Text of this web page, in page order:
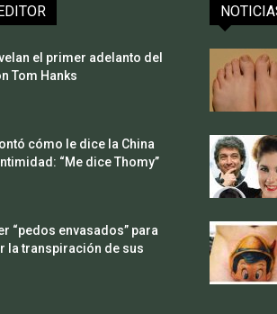
el primer adelanto del
Tom Hanks
cómo le dice la China
“Me dice Thomy”
“pedos envasados” para
la transpiración de sus